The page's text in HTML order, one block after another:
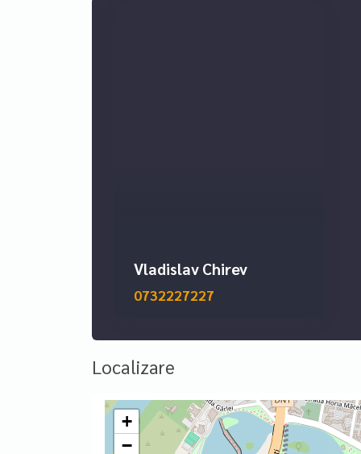
veritabil statement de stil și eleganță urbană.
Vladislav Chirev
0732227227
Localizare
+
−